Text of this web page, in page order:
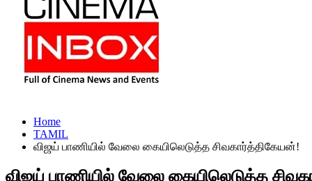
Home
TAMIL
விஜய் பாணியில் வேலை கையிலெடுத்த சிவகார்த்திகேயன்!
விஜய் பாணியில் வேலை கையிலெடுத்த